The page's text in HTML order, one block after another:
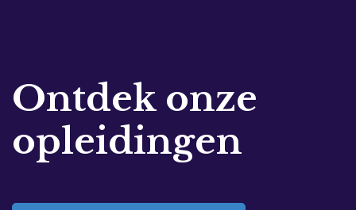
Ontdek onze
opleidingen